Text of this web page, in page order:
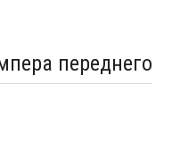
переднего